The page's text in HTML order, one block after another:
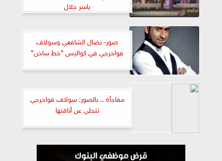
ياسر جلال
صور- نضال الشافعي وسولاف
فواخرجي في كواليس ”خط ساخن”
مفاجأة .. بالصور: سولاف فواخرجي
تتخلي عن أناقتها